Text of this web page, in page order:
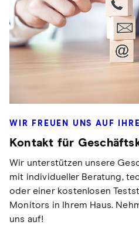
WIR FREUEN UNS AUF
Kontakt für
Wir unterstützen unsere
mit individueller Beratung,
oder einer kostenlosen
Monitors in Ihrem Haus.
uns auf!